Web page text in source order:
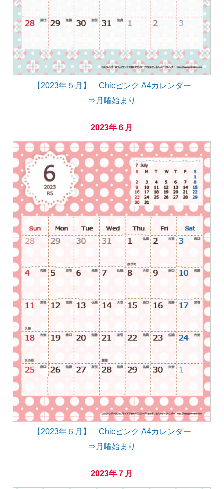
【2023年５月】 Chicピンク A4カレンダー
⇒月曜始まり
2023年６月
【2023年６月】 Chicピンク A4カレンダー
⇒月曜始まり
2023年７月